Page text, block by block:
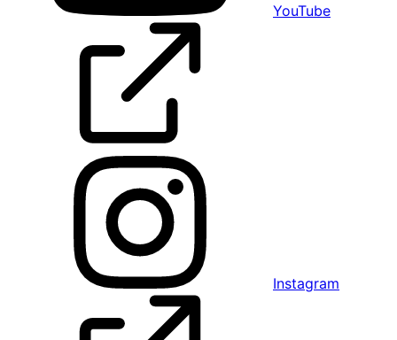
YouTube
Instagram